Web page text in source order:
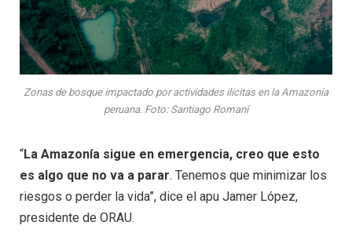
Zonas de bosque impactado por actividades ilícitas en la Amazonía
peruana. Foto: Santiago Romaní
“La Amazonía sigue en emergencia, creo que esto
es algo que no va a parar. Tenemos que minimizar los
riesgos o perder la vida”, dice el apu Jamer López,
presidente de ORAU.